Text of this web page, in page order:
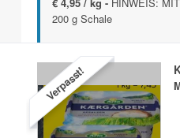
200 g Schale
Verpasst!